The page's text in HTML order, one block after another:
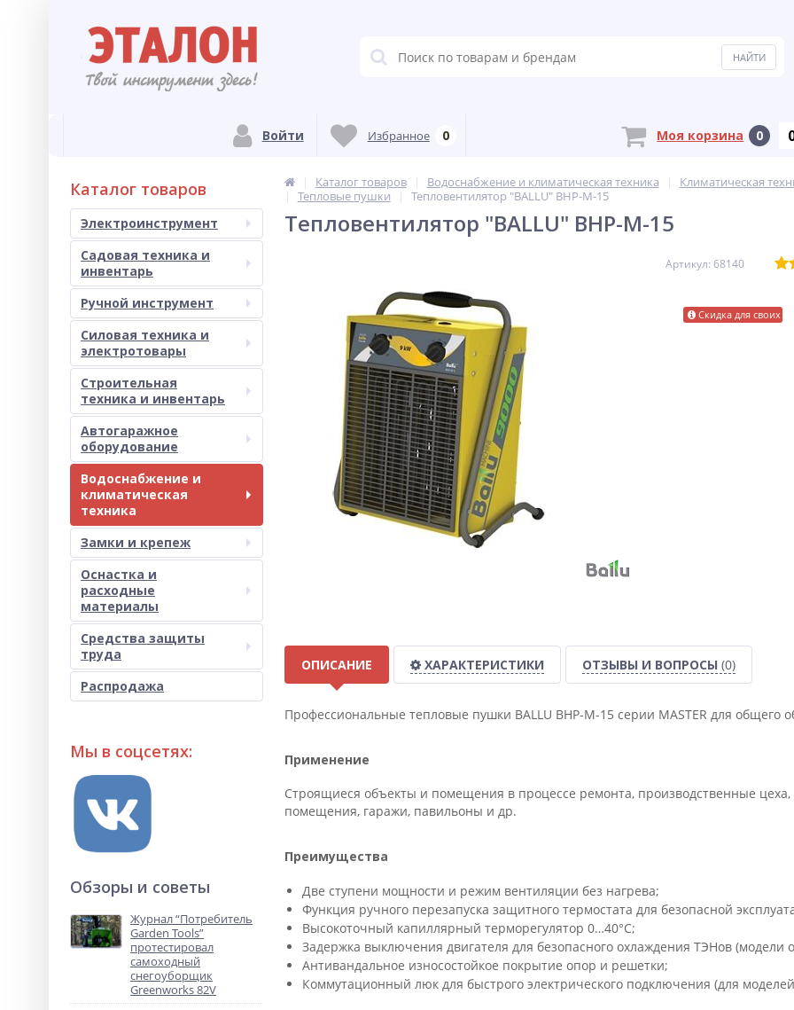
Войти Избранное 0 Моя корзина 0
Каталог товаров
Электроинструмент
Садовая техника и
инвентарь
Ручной инструмент
Силовая техника и
электротовары
Строительная
техника и инвентарь
Автогаражное
оборудование
Водоснабжение и
климатическая
техника
Замки и крепеж
Оснастка и
расходные
материалы
Средства защиты
труда
Распродажа
Мы в соцсетях:
Обзоры и советы
Журнал “Потребитель
Garden Tools”
протестировал
самоходный
снегоуборщик
Greenworks 82V
Каталог товаров Водоснабжение и климатическая техника
Климатическая
Тепловые пушки
Тепловентилятор "BALLU" BHP-М-15
Тепловентилятор "BALLU" BHP-М-15
Артикул: 68140
Скидка для своих
ОПИСАНИЕ ХАРАКТЕРИСТИКИ ОТЗЫВЫ И ВОПРОСЫ (0)
Профессиональные тепловые пушки BALLU BHP-М-15 серии MASTER для общего
Применение
Строящиеся объекты и помещения в процессе ремонта, производственные
помещения, гаражи, павильоны и др.
Преимущества
Две ступени мощности и режим вентиляции без нагрева;
Функция ручного перезапуска защитного термостата для безопасной
Высокоточный капиллярный терморегулятор 0…40°С;
Задержка выключения двигателя для безопасного охлаждения ТЭНов (модели
Антивандальное износостойкое покрытие опор и решетки;
Коммутационный люк для быстрого электрического подключения (для